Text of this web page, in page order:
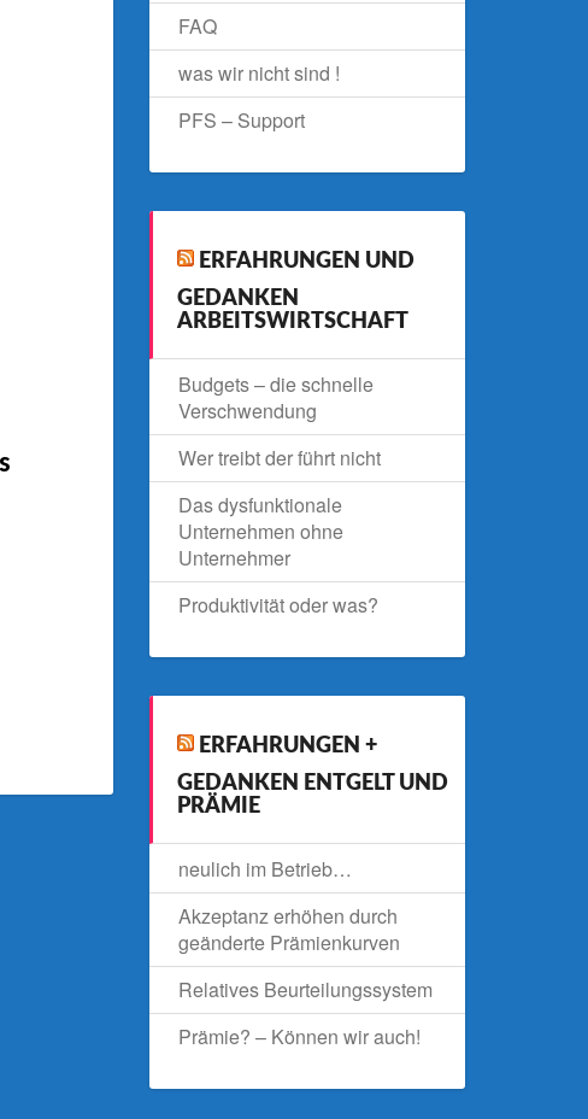
FAQ
was wir nicht sind !
PFS – Support
ERFAHRUNGEN UND
GEDANKEN
ARBEITSWIRTSCHAFT
Budgets – die schnelle
Verschwendung
Wer treibt der führt nicht
Das dysfunktionale
Unternehmen ohne
Unternehmer
Produktivität oder was?
ERFAHRUNGEN +
GEDANKEN ENTGELT UND
PRÄMIE
neulich im Betrieb…
Akzeptanz erhöhen durch
geänderte Prämienkurven
Relatives Beurteilungssystem
Prämie? – Können wir auch!